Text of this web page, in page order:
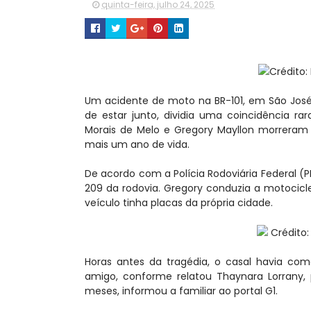
quinta-feira, julho 24, 2025
Crédito:
Um acidente de moto na BR-101, em São
de estar junto, dividia uma coincidência
Morais de Melo e Gregory Mayllon
mais um ano de vida.
De acordo com a Polícia Rodoviária Federal
209 da rodovia. Gregory conduzia a
veículo tinha placas da própria cidade.
Crédito:
Horas antes da tragédia, o casal havia
amigo, conforme relatou Thaynara
meses, informou a familiar ao portal G1.